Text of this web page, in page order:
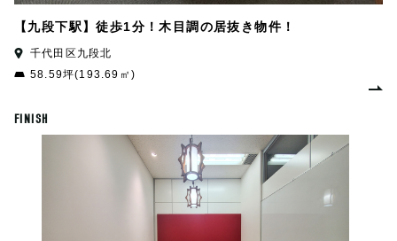
【九段下駅】徒歩1分！木目調の居抜き物件！
千代田区九段北
58.59坪(193.69㎡)
FINISH